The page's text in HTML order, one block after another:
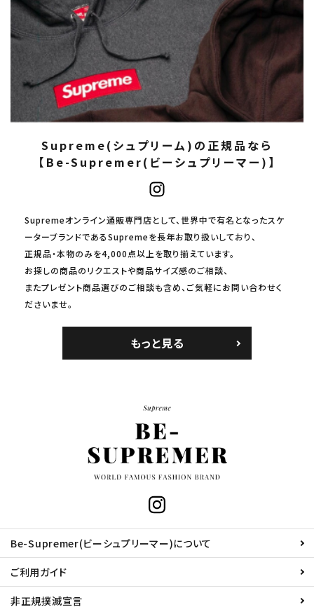
Supreme(シュプリーム)の正規品なら
【Be-Supremer(ビーシュプリーマー)】
Supremeオンライン通販専門店として、世界中で有名となったスケ
ーターブランドであるSupremeを長年お取り扱いしており、
正規品・本物のみを4,000点以上を取り揃えています。
お探しの商品のリクエストや商品サイズ感のご相談、
またプレゼント商品選びのご相談も含め、ご気軽にお問い合わせく
ださいませ。
もっと見る
Be-Supremer(ビーシュプリーマー)について
ご利用ガイド
非正規撲滅宣言